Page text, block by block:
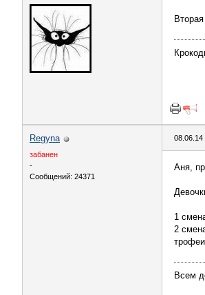
Regyna
забанен
-
Сообщений: 24371
08.06.14
Аня,
1
2
Всем